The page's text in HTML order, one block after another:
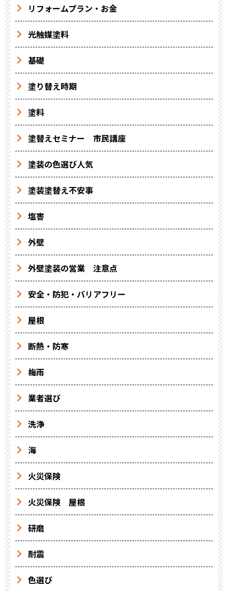
リフォームプラン・お金
光触媒塗料
基礎
塗り替え時期
塗料
塗替えセミナー 市民講座
塗装の色選び人気
塗装塗替え不安事
塩害
外壁
外壁塗装の営業 注意点
安全・防犯・バリアフリー
屋根
断熱・防寒
梅雨
業者選び
洗浄
海
火災保険
火災保険 屋根
研磨
耐震
色選び